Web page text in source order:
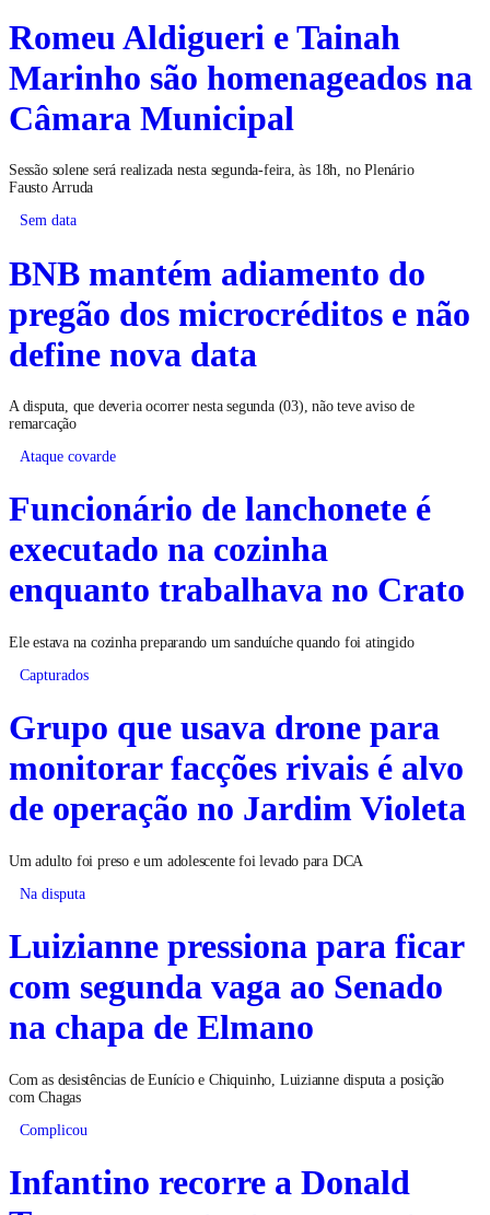
Romeu Aldigueri e Tainah
Marinho são homenageados na
Câmara Municipal
Sessão solene será realizada nesta segunda-feira, às 18h, no Plenário
Fausto Arruda
Sem data
BNB mantém adiamento do
pregão dos microcréditos e não
define nova data
A disputa, que deveria ocorrer nesta segunda (03), não teve aviso de
remarcação
Ataque covarde
Funcionário de lanchonete é
executado na cozinha
enquanto trabalhava no Crato
Ele estava na cozinha preparando um sanduíche quando foi atingido
Capturados
Grupo que usava drone para
monitorar facções rivais é alvo
de operação no Jardim Violeta
Um adulto foi preso e um adolescente foi levado para DCA
Na disputa
Luizianne pressiona para ficar
com segunda vaga ao Senado
na chapa de Elmano
Com as desistências de Eunício e Chiquinho, Luizianne disputa a posição
com Chagas
Complicou
Infantino recorre a Donald